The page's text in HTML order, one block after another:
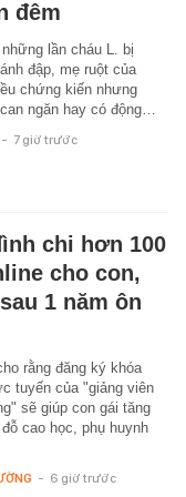
đêm
lần cháu L. bị
đập, mẹ ruột của
chứng kiến nhưng
ngăn hay có động…
- 7 giờ trước
chi hơn 100
cho con,
1 năm ôn
rằng đăng ký khóa
tuyến của "giảng viên
sẽ giúp con gái tăng
cao học, phụ huynh
- 6 giờ trước